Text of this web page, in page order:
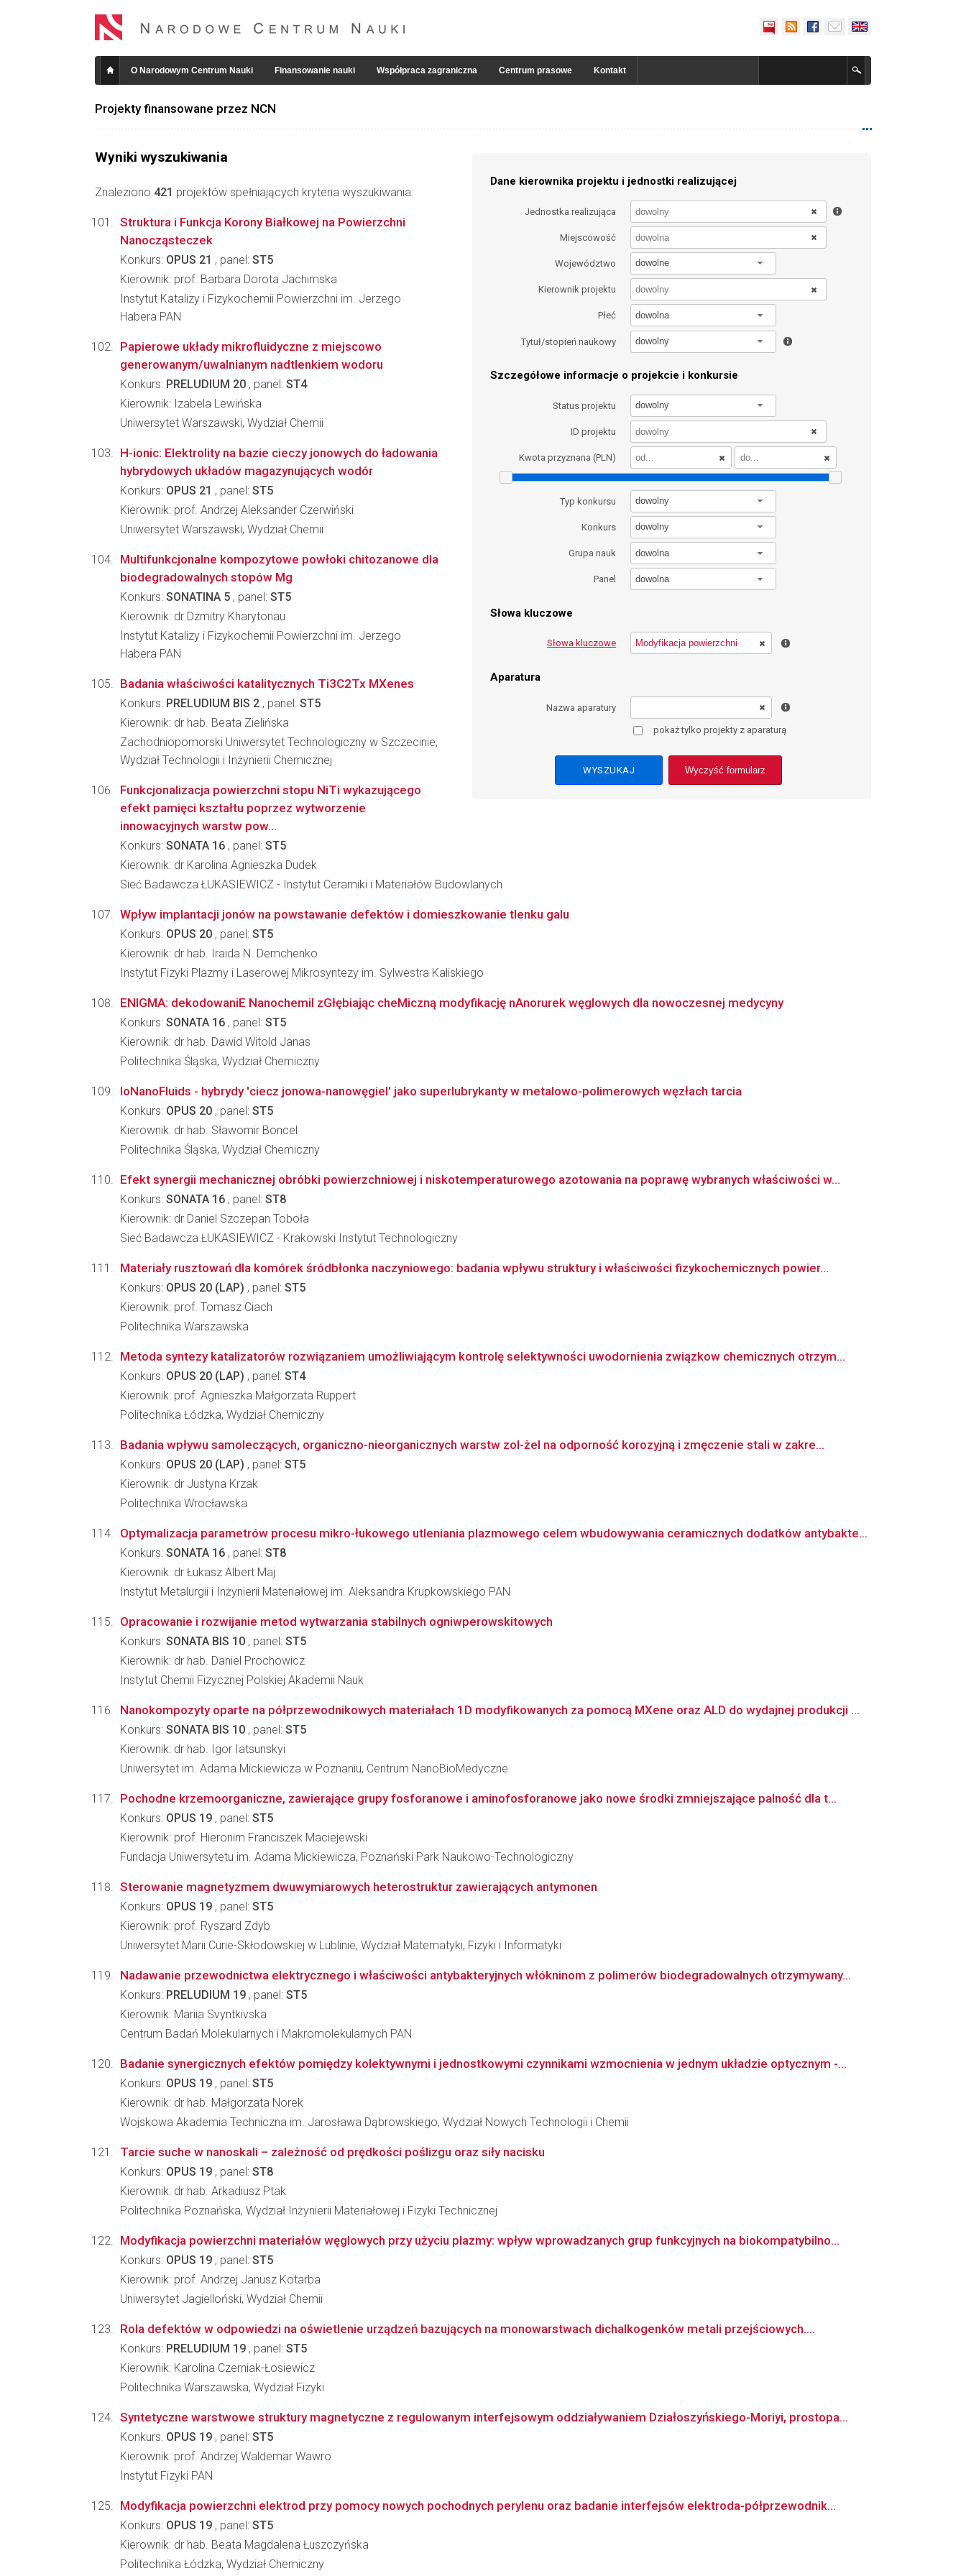
O Narodowym Centrum Nauki Finansowanie nauki Współpraca zagraniczna Centrum prasowe Kontakt
Projekty finansowane przez NCN
Wyniki wyszukiwania
Znaleziono 421 projektów spełniających kryteria wyszukiwania:
Dane kierownika projektu i jednostki realizującej
Jednostka realizująca
Miejscowość
Województwo dowolne
Kierownik projektu
Płeć dowolna
Tytuł/stopień naukowy dowolny
Szczegółowe informacje o projekcie i konkursie
Status projektu dowolny
ID projektu
Kwota przyznana (PLN)
Typ konkursu dowolny
Konkurs dowolny
Grupa nauk dowolna
Panel dowolna
Słowa kluczowe
Słowa kluczowe
Aparatura
Nazwa aparatury
pokaż tylko projekty z aparaturą
Wyczyść formularz
Struktura i Funkcja Korony Białkowej na Powierzchni
Nanocząsteczek
Konkurs: OPUS 21 , panel: ST5
Kierownik: prof. Barbara Dorota Jachimska
Instytut Katalizy i Fizykochemii Powierzchni im. Jerzego
Habera PAN
Papierowe układy mikrofluidyczne z miejscowo
generowanym/uwalnianym nadtlenkiem wodoru
Konkurs: PRELUDIUM 20 , panel: ST4
Kierownik: Izabela Lewińska
Uniwersytet Warszawski, Wydział Chemii
H-ionic: Elektrolity na bazie cieczy jonowych do ładowania
hybrydowych układów magazynujących wodór
Konkurs: OPUS 21 , panel: ST5
Kierownik: prof. Andrzej Aleksander Czerwiński
Uniwersytet Warszawski, Wydział Chemii
Multifunkcjonalne kompozytowe powłoki chitozanowe dla
biodegradowalnych stopów Mg
Konkurs: SONATINA 5 , panel: ST5
Kierownik: dr Dzmitry Kharytonau
Instytut Katalizy i Fizykochemii Powierzchni im. Jerzego
Habera PAN
Badania właściwości katalitycznych Ti3C2Tx MXenes
Konkurs: PRELUDIUM BIS 2 , panel: ST5
Kierownik: dr hab. Beata Zielińska
Zachodniopomorski Uniwersytet Technologiczny w Szczecinie,
Wydział Technologii i Inżynierii Chemicznej
Funkcjonalizacja powierzchni stopu NiTi wykazującego
efekt pamięci kształtu poprzez wytworzenie
innowacyjnych warstw pow...
Konkurs: SONATA 16 , panel: ST5
Kierownik: dr Karolina Agnieszka Dudek
Sieć Badawcza ŁUKASIEWICZ - Instytut Ceramiki i Materiałów Budowlanych
Wpływ implantacji jonów na powstawanie defektów i domieszkowanie tlenku galu
Konkurs: OPUS 20 , panel: ST5
Kierownik: dr hab. Iraida N. Demchenko
Instytut Fizyki Plazmy i Laserowej Mikrosyntezy im. Sylwestra Kaliskiego
ENIGMA: dekodowaniE NanochemiI zGłębiając cheMiczną modyfikację nAnorurek węglowych dla nowoczesnej medycyny
Konkurs: SONATA 16 , panel: ST5
Kierownik: dr hab. Dawid Witold Janas
Politechnika Śląska, Wydział Chemiczny
IoNanoFluids - hybrydy 'ciecz jonowa-nanowęgiel' jako superlubrykanty w metalowo-polimerowych węzłach tarcia
Konkurs: OPUS 20 , panel: ST5
Kierownik: dr hab. Sławomir Boncel
Politechnika Śląska, Wydział Chemiczny
Efekt synergii mechanicznej obróbki powierzchniowej i niskotemperaturowego azotowania na poprawę wybranych właściwości w...
Konkurs: SONATA 16 , panel: ST8
Kierownik: dr Daniel Szczepan Toboła
Sieć Badawcza ŁUKASIEWICZ - Krakowski Instytut Technologiczny
Materiały rusztowań dla komórek śródbłonka naczyniowego: badania wpływu struktury i właściwości fizykochemicznych powier...
Konkurs: OPUS 20 (LAP) , panel: ST5
Kierownik: prof. Tomasz Ciach
Politechnika Warszawska
Metoda syntezy katalizatorów rozwiązaniem umożliwiającym kontrolę selektywności uwodornienia związkow chemicznych otrzym...
Konkurs: OPUS 20 (LAP) , panel: ST4
Kierownik: prof. Agnieszka Małgorzata Ruppert
Politechnika Łódzka, Wydział Chemiczny
Badania wpływu samoleczących, organiczno-nieorganicznych warstw zol-żel na odporność korozyjną i zmęczenie stali w zakre...
Konkurs: OPUS 20 (LAP) , panel: ST5
Kierownik: dr Justyna Krzak
Politechnika Wrocławska
Optymalizacja parametrów procesu mikro-łukowego utleniania plazmowego celem wbudowywania ceramicznych dodatków antybakte...
Konkurs: SONATA 16 , panel: ST8
Kierownik: dr Łukasz Albert Maj
Instytut Metalurgii i Inżynierii Materiałowej im. Aleksandra Krupkowskiego PAN
Opracowanie i rozwijanie metod wytwarzania stabilnych ogniwperowskitowych
Konkurs: SONATA BIS 10 , panel: ST5
Kierownik: dr hab. Daniel Prochowicz
Instytut Chemii Fizycznej Polskiej Akademii Nauk
Nanokompozyty oparte na półprzewodnikowych materiałach 1D modyfikowanych za pomocą MXene oraz ALD do wydajnej produkcji ...
Konkurs: SONATA BIS 10 , panel: ST5
Kierownik: dr hab. Igor Iatsunskyi
Uniwersytet im. Adama Mickiewicza w Poznaniu, Centrum NanoBioMedyczne
Pochodne krzemoorganiczne, zawierające grupy fosforanowe i aminofosforanowe jako nowe środki zmniejszające palność dla t...
Konkurs: OPUS 19 , panel: ST5
Kierownik: prof. Hieronim Franciszek Maciejewski
Fundacja Uniwersytetu im. Adama Mickiewicza, Poznański Park Naukowo-Technologiczny
Sterowanie magnetyzmem dwuwymiarowych heterostruktur zawierających antymonen
Konkurs: OPUS 19 , panel: ST5
Kierownik: prof. Ryszard Zdyb
Uniwersytet Marii Curie-Skłodowskiej w Lublinie, Wydział Matematyki, Fizyki i Informatyki
Nadawanie przewodnictwa elektrycznego i właściwości antybakteryjnych włókninom z polimerów biodegradowalnych otrzymywany...
Konkurs: PRELUDIUM 19 , panel: ST5
Kierownik: Mariia Svyntkivska
Centrum Badań Molekularnych i Makromolekularnych PAN
Badanie synergicznych efektów pomiędzy kolektywnymi i jednostkowymi czynnikami wzmocnienia w jednym układzie optycznym -...
Konkurs: OPUS 19 , panel: ST5
Kierownik: dr hab. Małgorzata Norek
Wojskowa Akademia Techniczna im. Jarosława Dąbrowskiego, Wydział Nowych Technologii i Chemii
Tarcie suche w nanoskali – zależność od prędkości poślizgu oraz siły nacisku
Konkurs: OPUS 19 , panel: ST8
Kierownik: dr hab. Arkadiusz Ptak
Politechnika Poznańska, Wydział Inżynierii Materiałowej i Fizyki Technicznej
Modyfikacja powierzchni materiałów węglowych przy użyciu plazmy: wpływ wprowadzanych grup funkcyjnych na biokompatybilno...
Konkurs: OPUS 19 , panel: ST5
Kierownik: prof. Andrzej Janusz Kotarba
Uniwersytet Jagielloński, Wydział Chemii
Rola defektów w odpowiedzi na oświetlenie urządzeń bazujących na monowarstwach dichalkogenków metali przejściowych....
Konkurs: PRELUDIUM 19 , panel: ST5
Kierownik: Karolina Czerniak-Łosiewicz
Politechnika Warszawska, Wydział Fizyki
Syntetyczne warstwowe struktury magnetyczne z regulowanym interfejsowym oddziaływaniem Działoszyńskiego-Moriyi, prostopa...
Konkurs: OPUS 19 , panel: ST5
Kierownik: prof. Andrzej Waldemar Wawro
Instytut Fizyki PAN
Modyfikacja powierzchni elektrod przy pomocy nowych pochodnych perylenu oraz badanie interfejsów elektroda-półprzewodnik...
Konkurs: OPUS 19 , panel: ST5
Kierownik: dr hab. Beata Magdalena Łuszczyńska
Politechnika Łódzka, Wydział Chemiczny